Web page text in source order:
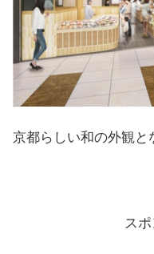
京都らしい和の外観と
ス